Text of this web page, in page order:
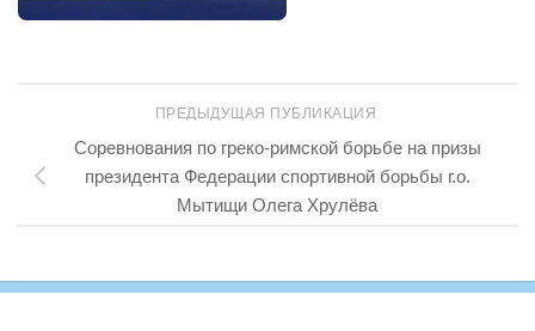
ПРЕДЫДУЩАЯ ПУБЛИКАЦИЯ
Соревнования по греко-римской борьбе на призы
президента Федерации спортивной борьбы г.о.
Мытищи Олега Хрулёва